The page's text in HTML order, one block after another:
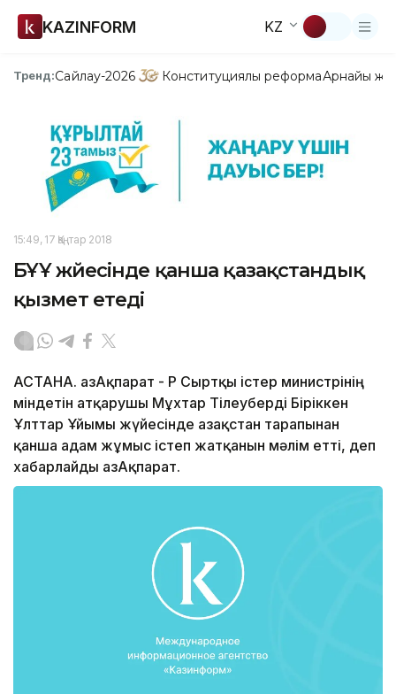
KAZINFORM KZ
Тренд:Сайлау-2026 Конституциялық реформаАрнайы
15:49, 17 Қаңтар 2018
БҰҰ жүйесінде қанша қазақстандық
қызмет етеді
АСТАНА. ҚазАқпарат - ҚР Сыртқы істер министрінің
міндетін атқарушы Мұхтар Тілеуберді Біріккен
Ұлттар Ұйымы жүйесінде Қазақстан тарапынан
қанша адам жұмыс істеп жатқанын мәлім етті, деп
хабарлайды ҚазАқпарат.